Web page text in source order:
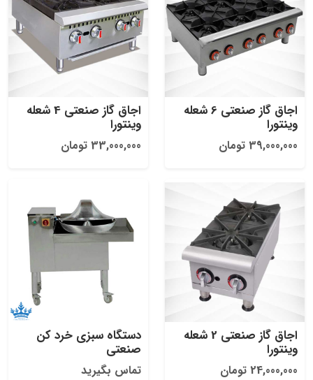
اجاق گاز صنعتی 6 شعله
وینتورا
39,000,000 تومان
اجاق گاز صنعتی 4 شعله
وینتورا
33,000,000 تومان
اجاق گاز صنعتی 2 شعله
وینتورا
24,000,000 تومان
دستگاه سبزی خرد کن
صنعتی
تماس بگیرید